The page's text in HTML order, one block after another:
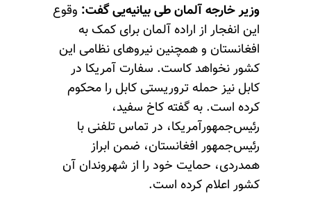
وزیر خارجه آلمان طی بیانیه‌یی گفت: وقوع
این انفجار از اراده آلمان برای کمک به
افغانستان و همچنین نیروهای نظامی این
کشور نخواهد کاست. سفارت آمریکا در
کابل نیز حمله تروریستی کابل را محکوم
کرده است. به گفته کاخ سفید،
رئیس‌جمهورآمریکا، در تماس تلفنی با
رئیس‌جمهور افغانستان، ضمن ابراز
همدردی، حمایت خود را از شهروندان آن
کشور اعلام کرده‌ است.